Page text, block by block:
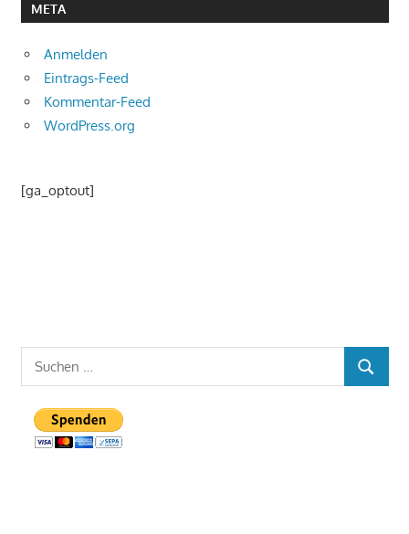
META
Anmelden
Eintrags-Feed
Kommentar-Feed
WordPress.org
[ga_optout]
Suchen
nach:
SUCHEN